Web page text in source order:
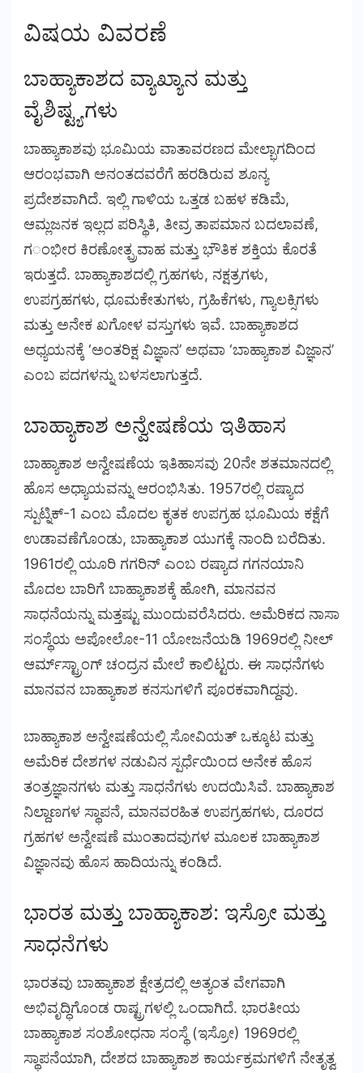
ವಿಷಯ ವಿವರಣೆ
ಬಾಹ್ಯಾಕಾಶದ ವ್ಯಾಖ್ಯಾನ ಮತ್ತು
ವೈಶಿಷ್ಟ್ಯಗಳು
ಬಾಹ್ಯಾಕಾಶವು ಭೂಮಿಯ ವಾತಾವರಣದ ಮೇಲ್ಭಾಗದಿಂದ
ಆರಂಭವಾಗಿ ಅನಂತದವರೆಗೆ ಹರಡಿರುವ ಶೂನ್ಯ
ಪ್ರದೇಶವಾಗಿದೆ. ಇಲ್ಲಿ ಗಾಳಿಯ ಒತ್ತಡ ಬಹಳ ಕಡಿಮೆ,
ಆಮ್ಲಜನಕ ಇಲ್ಲದ ಪರಿಸ್ಥಿತಿ, ತೀವ್ರ ತಾಪಮಾನ ಬದಲಾವಣೆ,
ಗಂಭೀರ ಕಿರಣೋತ್ಪ್ರವಾಹ ಮತ್ತು ಭೌತಿಕ ಶಕ್ತಿಯ ಕೊರತೆ
ಇರುತ್ತದೆ. ಬಾಹ್ಯಾಕಾಶದಲ್ಲಿ ಗ್ರಹಗಳು, ನಕ್ಷತ್ರಗಳು,
ಉಪಗ್ರಹಗಳು, ಧೂಮಕೇತುಗಳು, ಗ್ರಹಿಕೆಗಳು, ಗ್ಯಾಲಕ್ಸಿಗಳು
ಮತ್ತು ಅನೇಕ ಖಗೋಳ ವಸ್ತುಗಳು ಇವೆ. ಬಾಹ್ಯಾಕಾಶದ
ಅಧ್ಯಯನಕ್ಕೆ ‘ಅಂತರಿಕ್ಷ ವಿಜ್ಞಾನ’ ಅಥವಾ ‘ಬಾಹ್ಯಾಕಾಶ ವಿಜ್ಞಾನ’
ಎಂಬ ಪದಗಳನ್ನು ಬಳಸಲಾಗುತ್ತದೆ.
ಬಾಹ್ಯಾಕಾಶ ಅನ್ವೇಷಣೆಯ ಇತಿಹಾಸ
ಬಾಹ್ಯಾಕಾಶ ಅನ್ವೇಷಣೆಯ ಇತಿಹಾಸವು 20ನೇ ಶತಮಾನದಲ್ಲಿ
ಹೊಸ ಅಧ್ಯಾಯವನ್ನು ಆರಂಭಿಸಿತು. 1957ರಲ್ಲಿ ರಷ್ಯಾದ
ಸ್ಪುಟ್ನಿಕ್-1 ಎಂಬ ಮೊದಲ ಕೃತಕ ಉಪಗ್ರಹ ಭೂಮಿಯ ಕಕ್ಷೆಗೆ
ಉಡಾವಣೆಗೊಂಡು, ಬಾಹ್ಯಾಕಾಶ ಯುಗಕ್ಕೆ ನಾಂದಿ ಬರೆದಿತು.
1961ರಲ್ಲಿ ಯೂರಿ ಗಗರಿನ್ ಎಂಬ ರಷ್ಯಾದ ಗಗನಯಾನಿ
ಮೊದಲ ಬಾರಿಗೆ ಬಾಹ್ಯಾಕಾಶಕ್ಕೆ ಹೋಗಿ, ಮಾನವನ
ಸಾಧನೆಯನ್ನು ಮತ್ತಷ್ಟು ಮುಂದುವರೆಸಿದರು. ಅಮೆರಿಕದ ನಾಸಾ
ಸಂಸ್ಥೆಯ ಅಪೋಲೋ-11 ಯೋಜನೆಯಡಿ 1969ರಲ್ಲಿ ನೀಲ್
ಆರ್ಮ್‌ಸ್ಟ್ರಾಂಗ್ ಚಂದ್ರನ ಮೇಲೆ ಕಾಲಿಟ್ಟರು. ಈ ಸಾಧನೆಗಳು
ಮಾನವನ ಬಾಹ್ಯಾಕಾಶ ಕನಸುಗಳಿಗೆ ಪೂರಕವಾಗಿದ್ದವು.
ಬಾಹ್ಯಾಕಾಶ ಅನ್ವೇಷಣೆಯಲ್ಲಿ ಸೋವಿಯತ್ ಒಕ್ಕೂಟ ಮತ್ತು
ಅಮೆರಿಕ ದೇಶಗಳ ನಡುವಿನ ಸ್ಪರ್ಧೆಯಿಂದ ಅನೇಕ ಹೊಸ
ತಂತ್ರಜ್ಞಾನಗಳು ಮತ್ತು ಸಾಧನೆಗಳು ಉದಯಿಸಿವೆ. ಬಾಹ್ಯಾಕಾಶ
ನಿಲ್ದಾಣಗಳ ಸ್ಥಾಪನೆ, ಮಾನವರಹಿತ ಉಪಗ್ರಹಗಳು, ದೂರದ
ಗ್ರಹಗಳ ಅನ್ವೇಷಣೆ ಮುಂತಾದವುಗಳ ಮೂಲಕ ಬಾಹ್ಯಾಕಾಶ
ವಿಜ್ಞಾನವು ಹೊಸ ಹಾದಿಯನ್ನು ಕಂಡಿದೆ.
ಭಾರತ ಮತ್ತು ಬಾಹ್ಯಾಕಾಶ: ಇಸ್ರೋ ಮತ್ತು
ಸಾಧನೆಗಳು
ಭಾರತವು ಬಾಹ್ಯಾಕಾಶ ಕ್ಷೇತ್ರದಲ್ಲಿ ಅತ್ಯಂತ ವೇಗವಾಗಿ
ಅಭಿವೃದ್ಧಿಗೊಂಡ ರಾಷ್ಟ್ರಗಳಲ್ಲಿ ಒಂದಾಗಿದೆ. ಭಾರತೀಯ
ಬಾಹ್ಯಾಕಾಶ ಸಂಶೋಧನಾ ಸಂಸ್ಥೆ (ಇಸ್ರೋ) 1969ರಲ್ಲಿ
ಸ್ಥಾಪನೆಯಾಗಿ, ದೇಶದ ಬಾಹ್ಯಾಕಾಶ ಕಾರ್ಯಕ್ರಮಗಳಿಗೆ ನೇತೃತ್ವ